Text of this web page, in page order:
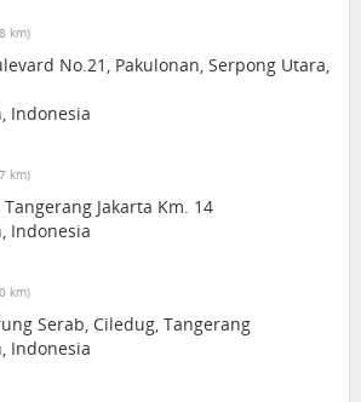
km)
No.21, Pakulonan, Serpong Utara,
Indonesia
km)
Jakarta Km. 14
Indonesia
km)
Serab, Ciledug, Tangerang
Indonesia